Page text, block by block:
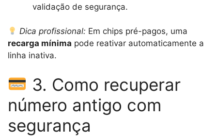
validação de segurança.
Dica profissional: Em chips pré-pagos, uma
recarga mínima pode reativar automaticamente a
linha inativa.
3. Como recuperar
número antigo com
segurança